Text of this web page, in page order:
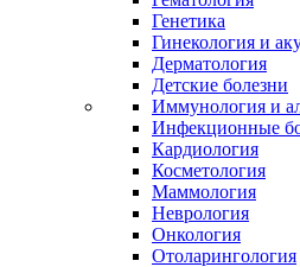
Генетика
Гинекология и
Дерматология
Детские болезни
Иммунология и
Инфекционные
Кардиология
Косметология
Маммология
Неврология
Онкология
Отоларингология